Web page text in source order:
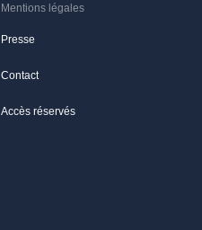
Mentions légales
Presse
Contact
Accès réservés